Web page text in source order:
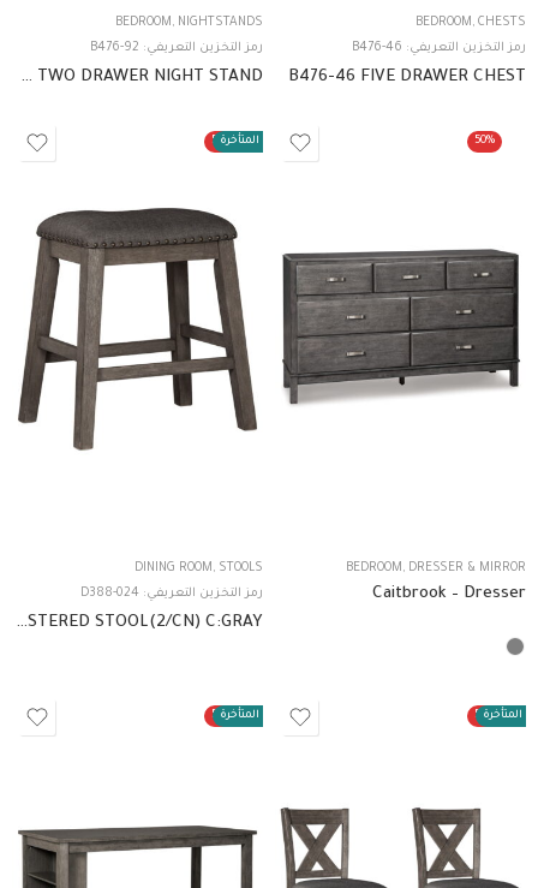
BEDROOM, CHESTS
رمز التخزين التعريفي: B476-46
B476-46 FIVE DRAWER CHEST
BEDROOM, NIGHTSTANDS
رمز التخزين التعريفي: B476-92
B476-92 TWO DRAWER NIGHT STAND
50%
BEDROOM, DRESSER & MIRROR
Caitbrook – Dresser
50%الطلبات المتأخرة
DINING ROOM, STOOLS
رمز التخزين التعريفي: D388-024
D388-024 UPHOLSTERED STOOL(2/CN) C:GRAY
50%المتأخرة 50%الطلبات المتأخرة